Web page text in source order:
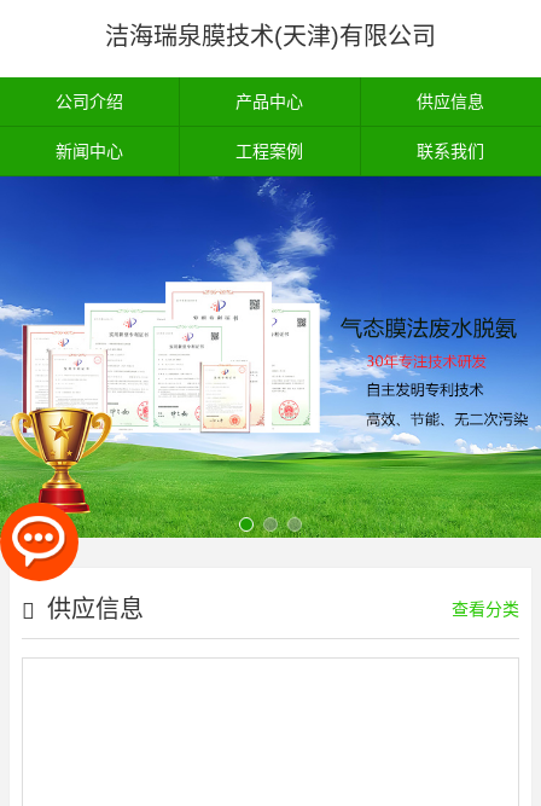
洁海瑞泉膜技术(天津)有限公司
公司介绍 产品中心 供应信息
新闻中心 工程案例 联系我们
供应信息 查看分类